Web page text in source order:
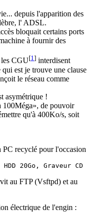
depuis l'apparition des
l' ADSL.
bloquait certains ports
à fournir des
les CGU[1] interdisent
est je trouve une clause
le réseau comme
asymétrique !
100Méga», de pouvoir
qu'à 400Ko/s, soit
recyclé pour l'occasion
20Go, Graveur CD
au FTP (Vsftpd) et au
électrique de l'engin :